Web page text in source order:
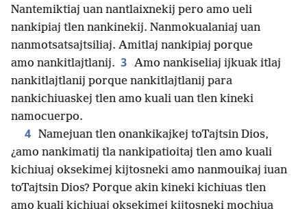
Nantemiktiaj uan nantlaixnekij pero amo ueli
nankipiaj tlen nankinekij. Nanmokualaniaj uan
nanmotsatsajtsiliaj. Amitlaj nankipiaj porque
amo nankitlajtlanij. 3 Amo nankiseliaj ijkuak itlaj
nankitlajtlanij porque nankitlajtlanij para
nankichiuaskej tlen amo kuali uan tlen kineki
namocuerpo.
4 Namejuan tlen onankikajkej toTajtsin Dios,
¿amo nankimatij tla nankipatioitaj tlen amo kuali
kichiuaj oksekimej kijtosneki amo nanmouikaj iuan
toTajtsin Dios? Porque akin kineki kichiuas tlen
amo kuali kichiuaj oksekimej kijtosneki mochiua